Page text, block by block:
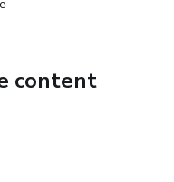
content